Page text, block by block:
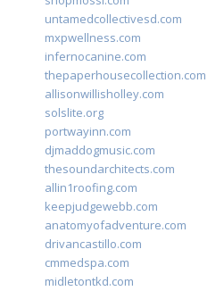
untamedcollectivesd.com
mxpwellness.com
infernocanine.com
thepaperhousecollection.com
allisonwillisholley.com
solslite.org
portwayinn.com
djmaddogmusic.com
thesoundarchitects.com
allin1roofing.com
keepjudgewebb.com
anatomyofadventure.com
drivancastillo.com
cmmedspa.com
midletontkd.com